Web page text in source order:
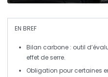
EN BREF
Bilan carbone : outil
effet de serre.
Obligation pour certaines